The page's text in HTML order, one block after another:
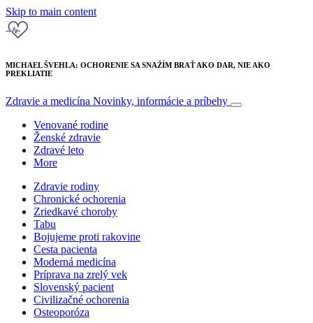
Skip to main content
MICHAEL ŠVEHLA: OCHORENIE SA SNAŽÍM BRAŤ AKO DAR, NIE AKO
PREKLIATIE
Zdravie a medicína Novinky, informácie a príbehy
Venované rodine
Ženské zdravie
Zdravé leto
More
Zdravie rodiny
Chronické ochorenia
Zriedkavé choroby
Tabu
Bojujeme proti rakovine
Cesta pacienta
Moderná medicína
Príprava na zrelý vek
Slovenský pacient
Civilizačné ochorenia
Osteoporóza